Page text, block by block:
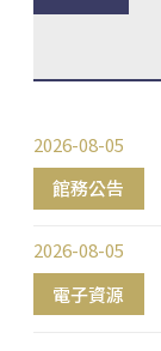
館務公告
2026-08-05
電子資源
2026-08-05